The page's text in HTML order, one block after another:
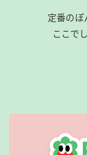
定番のぽ
ここで